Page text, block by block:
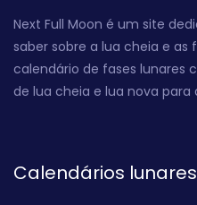
Next Full Moon é um site
saber sobre a lua cheia e as
calendário de fases lunares
de lua cheia e lua nova para
Calendários lunares